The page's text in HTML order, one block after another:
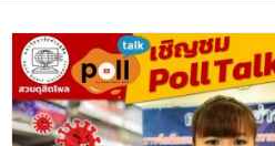
- ปรัชญา วิสัยทัศน์ พันธกิจ ของคณะ
- ประวัติความเป็นมาของคณะ